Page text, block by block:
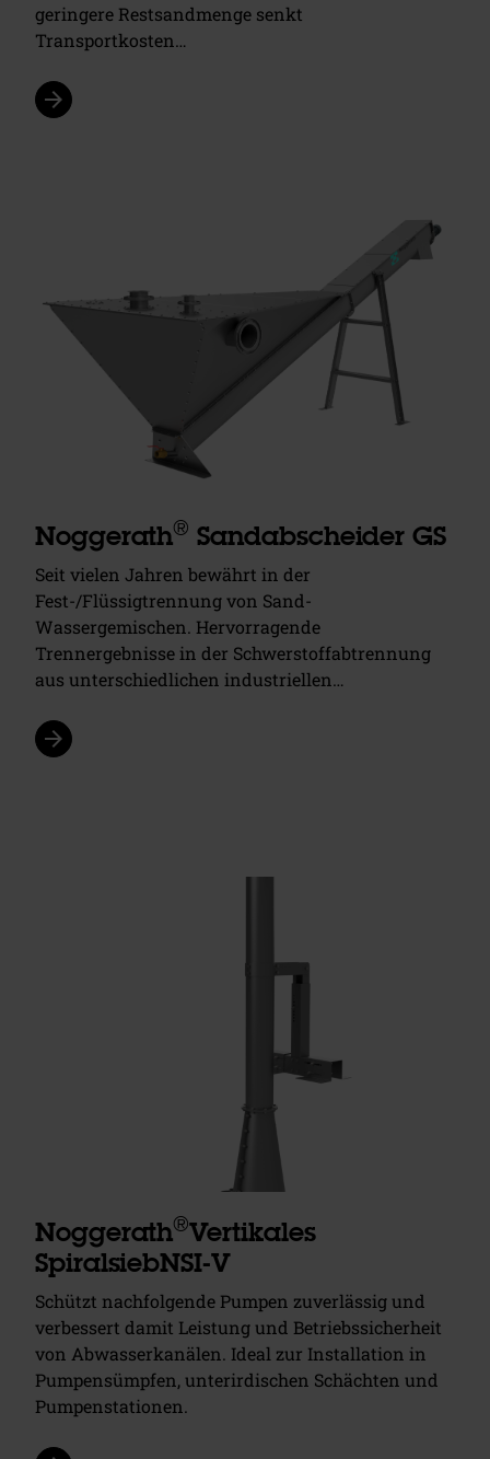
geringere Restsandmenge senkt
Transportkosten…
arrow_forward
Noggerath® Sandabscheider GS
Seit vielen Jahren bewährt in der
Fest-/Flüssigtrennung von Sand-
Wassergemischen. Hervorragende
Trennergebnisse in der Schwerstoffabtrennung
aus unterschiedlichen industriellen…
arrow_forward
Noggerath®Vertikales
SpiralsiebNSI-V
Schützt nachfolgende Pumpen zuverlässig und
verbessert damit Leistung und Betriebssicherheit
von Abwasserkanälen. Ideal zur Installation in
Pumpensümpfen, unterirdischen Schächten und
Pumpenstationen.